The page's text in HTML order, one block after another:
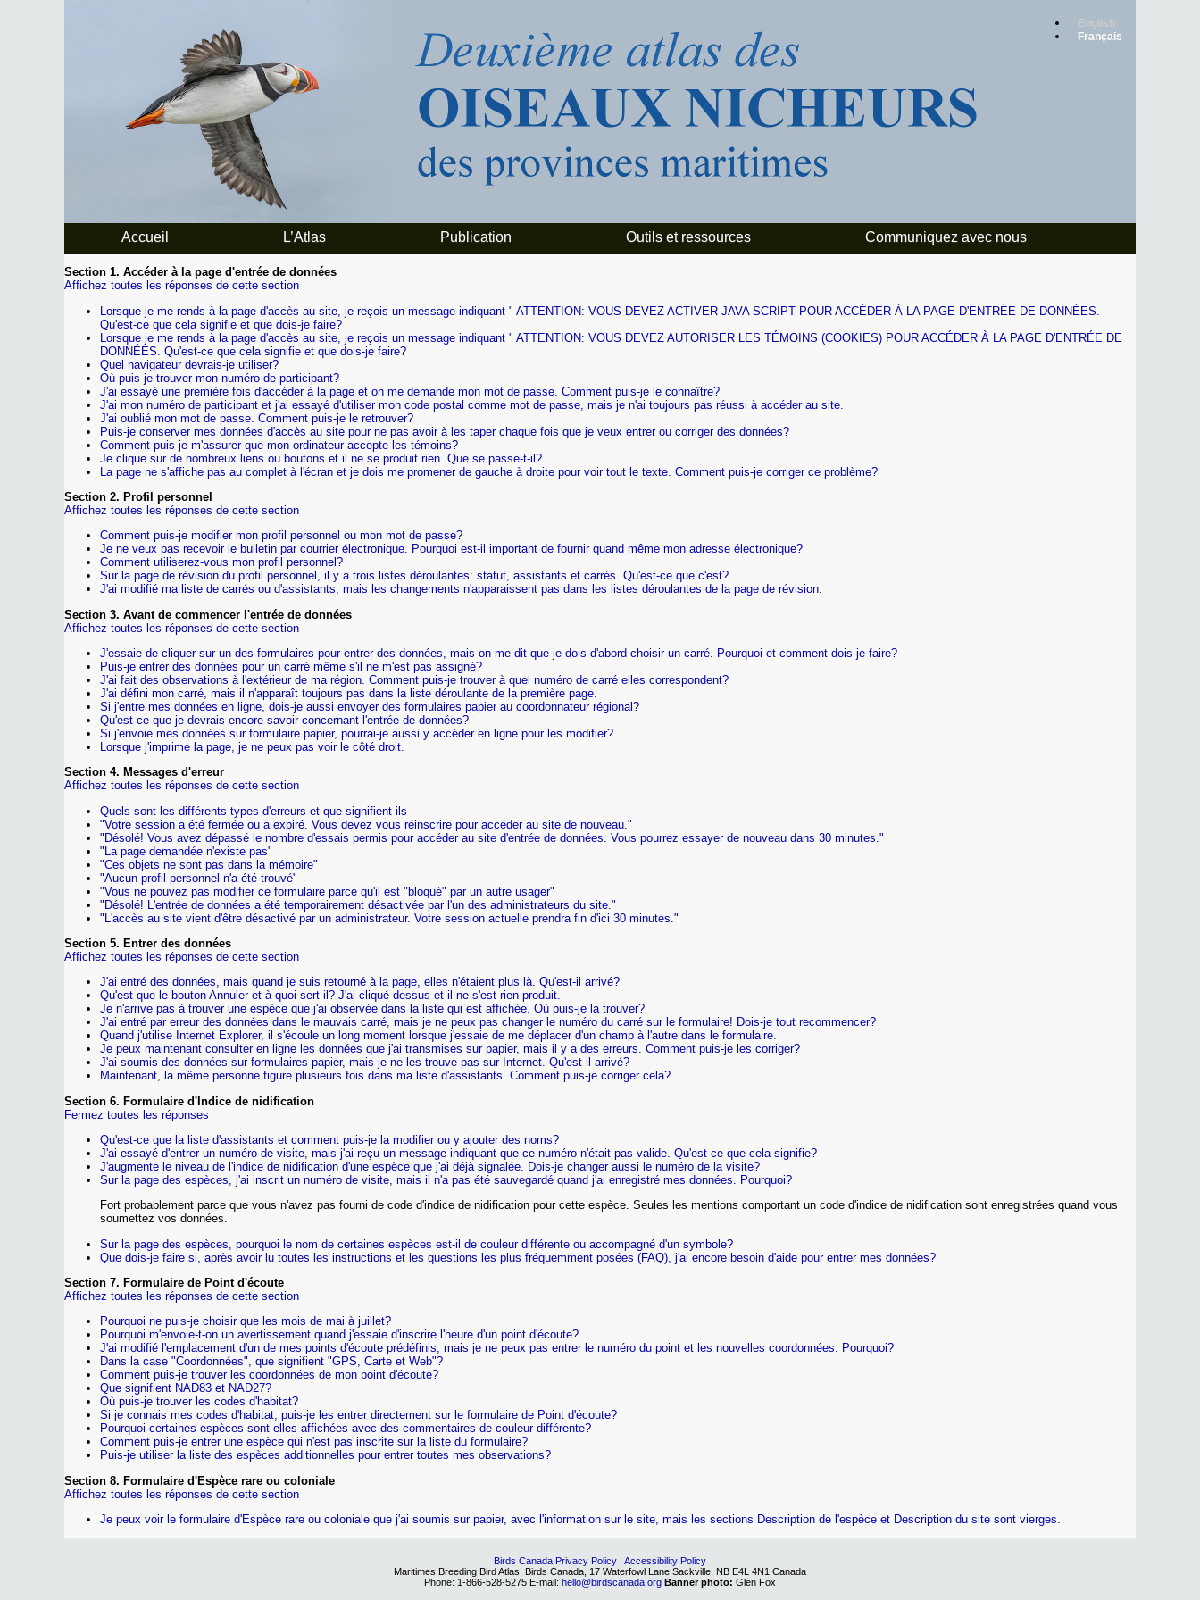
English
Français
Accueil L’Atlas Publication Outils et ressources Communiquez avec nous
Section 1. Accéder à la page d'entrée de données
Affichez toutes les réponses de cette section
Lorsque je me rends à la page d'accès au site, je reçois un message indiquant " ATTENTION: VOUS DEVEZ ACTIVER JAVA SCRIPT POUR ACCÉDER À LA PAGE D'ENTRÉE DE DONNÉES.
Qu'est-ce que cela signifie et que dois-je faire?
Lorsque je me rends à la page d'accès au site, je reçois un message indiquant " ATTENTION: VOUS DEVEZ AUTORISER LES TÉMOINS (COOKIES) POUR ACCÉDER À LA PAGE D'ENTRÉE DE
DONNÉES. Qu'est-ce que cela signifie et que dois-je faire?
Quel navigateur devrais-je utiliser?
Où puis-je trouver mon numéro de participant?
J'ai essayé une première fois d'accéder à la page et on me demande mon mot de passe. Comment puis-je le connaître?
J'ai mon numéro de participant et j'ai essayé d'utiliser mon code postal comme mot de passe, mais je n'ai toujours pas réussi à accéder au site.
J'ai oublié mon mot de passe. Comment puis-je le retrouver?
Puis-je conserver mes données d'accès au site pour ne pas avoir à les taper chaque fois que je veux entrer ou corriger des données?
Comment puis-je m'assurer que mon ordinateur accepte les témoins?
Je clique sur de nombreux liens ou boutons et il ne se produit rien. Que se passe-t-il?
La page ne s'affiche pas au complet à l'écran et je dois me promener de gauche à droite pour voir tout le texte. Comment puis-je corriger ce problème?
Section 2. Profil personnel
Affichez toutes les réponses de cette section
Comment puis-je modifier mon profil personnel ou mon mot de passe?
Je ne veux pas recevoir le bulletin par courrier électronique. Pourquoi est-il important de fournir quand même mon adresse électronique?
Comment utiliserez-vous mon profil personnel?
Sur la page de révision du profil personnel, il y a trois listes déroulantes: statut, assistants et carrés. Qu'est-ce que c'est?
J'ai modifié ma liste de carrés ou d'assistants, mais les changements n'apparaissent pas dans les listes déroulantes de la page de révision.
Section 3. Avant de commencer l'entrée de données
Affichez toutes les réponses de cette section
J'essaie de cliquer sur un des formulaires pour entrer des données, mais on me dit que je dois d'abord choisir un carré. Pourquoi et comment dois-je faire?
Puis-je entrer des données pour un carré même s'il ne m'est pas assigné?
J'ai fait des observations à l'extérieur de ma région. Comment puis-je trouver à quel numéro de carré elles correspondent?
J'ai défini mon carré, mais il n'apparaît toujours pas dans la liste déroulante de la première page.
Si j'entre mes données en ligne, dois-je aussi envoyer des formulaires papier au coordonnateur régional?
Qu'est-ce que je devrais encore savoir concernant l'entrée de données?
Si j'envoie mes données sur formulaire papier, pourrai-je aussi y accéder en ligne pour les modifier?
Lorsque j'imprime la page, je ne peux pas voir le côté droit.
Section 4. Messages d'erreur
Affichez toutes les réponses de cette section
Quels sont les différents types d'erreurs et que signifient-ils
"Votre session a été fermée ou a expiré. Vous devez vous réinscrire pour accéder au site de nouveau."
"Désolé! Vous avez dépassé le nombre d'essais permis pour accéder au site d'entrée de données. Vous pourrez essayer de nouveau dans 30 minutes."
"La page demandée n'existe pas"
"Ces objets ne sont pas dans la mémoire"
"Aucun profil personnel n'a été trouvé"
"Vous ne pouvez pas modifier ce formulaire parce qu'il est "bloqué" par un autre usager"
"Désolé! L'entrée de données a été temporairement désactivée par l'un des administrateurs du site."
"L'accès au site vient d'être désactivé par un administrateur. Votre session actuelle prendra fin d'ici 30 minutes."
Section 5. Entrer des données
Affichez toutes les réponses de cette section
J'ai entré des données, mais quand je suis retourné à la page, elles n'étaient plus là. Qu'est-il arrivé?
Qu'est que le bouton Annuler et à quoi sert-il? J'ai cliqué dessus et il ne s'est rien produit.
Je n'arrive pas à trouver une espèce que j'ai observée dans la liste qui est affichée. Où puis-je la trouver?
J'ai entré par erreur des données dans le mauvais carré, mais je ne peux pas changer le numéro du carré sur le formulaire! Dois-je tout recommencer?
Quand j'utilise Internet Explorer, il s'écoule un long moment lorsque j'essaie de me déplacer d'un champ à l'autre dans le formulaire.
Je peux maintenant consulter en ligne les données que j'ai transmises sur papier, mais il y a des erreurs. Comment puis-je les corriger?
J'ai soumis des données sur formulaires papier, mais je ne les trouve pas sur Internet. Qu'est-il arrivé?
Maintenant, la même personne figure plusieurs fois dans ma liste d'assistants. Comment puis-je corriger cela?
Section 6. Formulaire d'Indice de nidification
Fermez toutes les réponses
Qu'est-ce que la liste d'assistants et comment puis-je la modifier ou y ajouter des noms?
J'ai essayé d'entrer un numéro de visite, mais j'ai reçu un message indiquant que ce numéro n'était pas valide. Qu'est-ce que cela signifie?
J'augmente le niveau de l'indice de nidification d'une espèce que j'ai déjà signalée. Dois-je changer aussi le numéro de la visite?
Sur la page des espèces, j'ai inscrit un numéro de visite, mais il n'a pas été sauvegardé quand j'ai enregistré mes données. Pourquoi?
Fort probablement parce que vous n'avez pas fourni de code d'indice de nidification pour cette espèce. Seules les mentions comportant un code d'indice de nidification sont enregistrées quand vous
soumettez vos données.
Sur la page des espèces, pourquoi le nom de certaines espèces est-il de couleur différente ou accompagné d'un symbole?
Que dois-je faire si, après avoir lu toutes les instructions et les questions les plus fréquemment posées (FAQ), j'ai encore besoin d'aide pour entrer mes données?
Section 7. Formulaire de Point d'écoute
Affichez toutes les réponses de cette section
Pourquoi ne puis-je choisir que les mois de mai à juillet?
Pourquoi m'envoie-t-on un avertissement quand j'essaie d'inscrire l'heure d'un point d'écoute?
J'ai modifié l'emplacement d'un de mes points d'écoute prédéfinis, mais je ne peux pas entrer le numéro du point et les nouvelles coordonnées. Pourquoi?
Dans la case "Coordonnées", que signifient "GPS, Carte et Web"?
Comment puis-je trouver les coordonnées de mon point d'écoute?
Que signifient NAD83 et NAD27?
Où puis-je trouver les codes d'habitat?
Si je connais mes codes d'habitat, puis-je les entrer directement sur le formulaire de Point d'écoute?
Pourquoi certaines espèces sont-elles affichées avec des commentaires de couleur différente?
Comment puis-je entrer une espèce qui n'est pas inscrite sur la liste du formulaire?
Puis-je utiliser la liste des espèces additionnelles pour entrer toutes mes observations?
Section 8. Formulaire d'Espèce rare ou coloniale
Affichez toutes les réponses de cette section
Je peux voir le formulaire d'Espèce rare ou coloniale que j'ai soumis sur papier, avec l'information sur le site, mais les sections Description de l'espèce et Description du site sont vierges.
Birds Canada Privacy Policy
Accessibility Policy
Maritimes Breeding Bird Atlas, Birds Canada, 17 Waterfowl Lane Sackville, NB E4L 4N1 Canada
Phone: 1-866-528-5275 E-mail: hello@birdscanada.org Banner photo: Glen Fox